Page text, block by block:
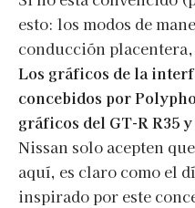
esto: los modos de
conducción
Los gráficos de la
concebidos por
gráficos del GT-R R35
Nissan solo acepten
aquí, es claro como el
inspirado por este